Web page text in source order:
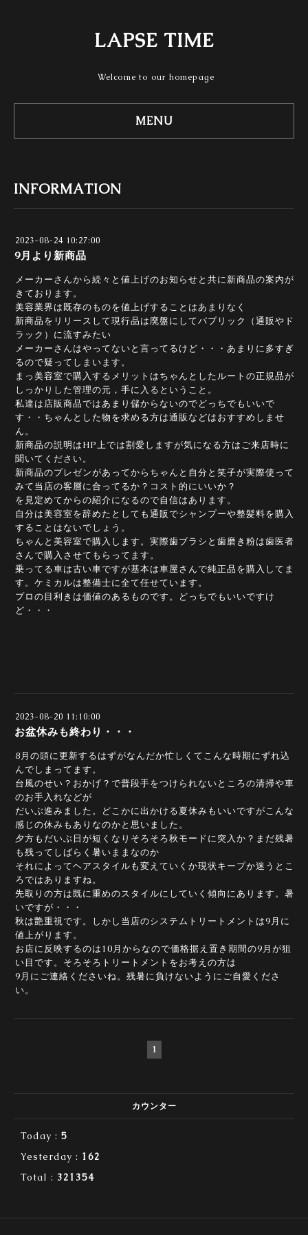
LAPSE TIME
Welcome to our homepage
MENU
INFORMATION
2023-08-24 10:27:00
9月より新商品
メーカーさんから続々と値上げのお知らせと共に新商品の案内が
きております。
美容業界は既存のものを値上げすることはあまりなく
新商品をリリースして現行品は廃盤にしてパブリック（通販やド
ラック）に流すみたい
メーカーさんはやってないと言ってるけど・・・あまりに多すぎ
るので疑ってしまいます。
まっ美容室で購入するメリットはちゃんとしたルートの正規品が
しっかりした管理の元，手に入るということ。
私達は店販商品ではあまり儲からないのでどっちでもいいで
す・・ちゃんとした物を求める方は通販などはおすすめしませ
ん。
新商品の説明はHP上では割愛しますが気になる方はご来店時に
聞いてください。
新商品のプレゼンがあってからちゃんと自分と笑子が実際使って
みて当店の客層に合ってるか？コスト的にいいか？
を見定めてからの紹介になるので自信はあります。
自分は美容室を辞めたとしても通販でシャンプーや整髪料を購入
することはないでしょう。
ちゃんと美容室で購入します。実際歯ブラシと歯磨き粉は歯医者
さんで購入させてもらってます。
乗ってる車は古い車ですが基本は車屋さんで純正品を購入してま
す。ケミカルは整備士に全て任せています。
プロの目利きは価値のあるものです。どっちでもいいですけ
ど・・・
2023-08-20 11:10:00
お盆休みも終わり・・・
8月の頭に更新するはずがなんだか忙しくてこんな時期にずれ込
んでしまってます。
台風のせい？おかげ？で普段手をつけられないところの清掃や車
のお手入れなどが
だいぶ進みました。どこかに出かける夏休みもいいですがこんな
感じの休みもありなのかと思いました。
夕方もだいぶ日が短くなりそろそろ秋モードに突入か？まだ残暑
も残ってしばらく暑いままなのか
それによってヘアスタイルも変えていくか現状キープか迷うとこ
ろではありますね。
先取りの方は既に重めのスタイルにしていく傾向にあります。暑
いですが・・・
秋は艶重視です。しかし当店のシステムトリートメントは9月に
値上がります。
お店に反映するのは10月からなので価格据え置き期間の9月が狙
い目です。そろそろトリートメントをお考えの方は
9月にご連絡くださいね。残暑に負けないようにご自愛くださ
い。
1
カウンター
Today : 5
Yesterday : 162
Total : 321354